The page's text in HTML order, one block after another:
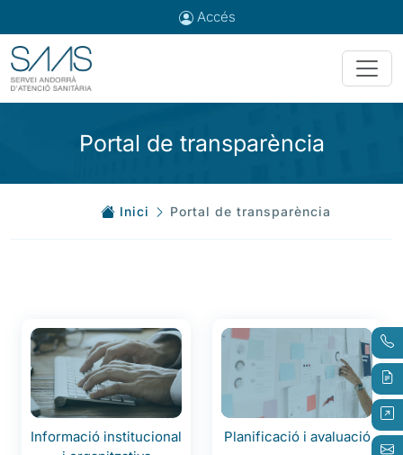
Accés
Portal de transparència
Inici Portal de transparència
Informació institucional
Planificació i avaluació